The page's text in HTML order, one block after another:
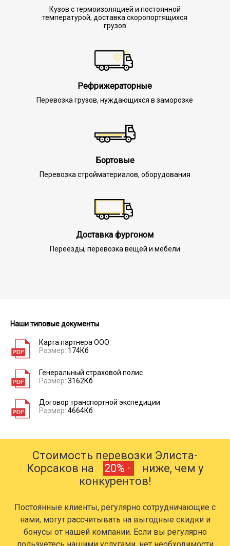
Кузов с термоизоляцией и постоянной
температурой, доставка скоропортящихся
грузов
Рефрижераторные
Перевозка грузов, нуждающихся в заморозке
Бортовые
Перевозка стройматериалов, оборудования
Доставка фургоном
Переезды, перевозка вещей и мебели
Наши типовые документы
Карта партнера ООО
Размер: 174Кб
Генеральный страховой полис
Размер: 3162Кб
Договор транспортной экспедиции
Размер: 4664Кб
Стоимость перевозки Элиста-
Корсаков на
20% ·
ниже, чем у
конкурентов!
Постоянные клиенты, регулярно сотрудничающие с
нами, могут рассчитывать на выгодные скидки и
бонусы от нашей компании. Если вы регулярно